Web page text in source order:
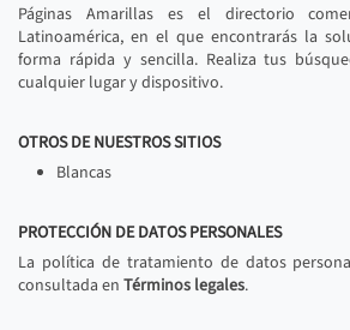
Páginas Amarillas es el directorio
Latinoamérica, en el que encontrarás la
forma rápida y sencilla. Realiza tus
cualquier lugar y dispositivo.
OTROS DE NUESTROS SITIOS
Blancas
PROTECCIÓN DE DATOS PERSONALES
La política de tratamiento de datos
consultada en Términos legales.